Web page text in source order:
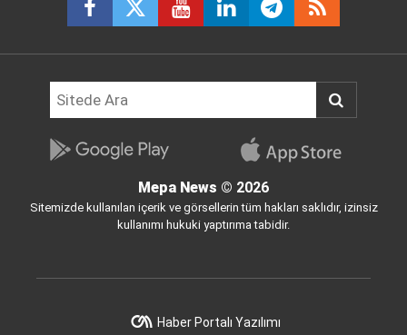
Mepa News © 2026
Sitemizde kullanılan içerik ve görsellerin tüm hakları saklıdır, izinsiz
kullanımı hukuki yaptırıma tabidir.
Haber Portalı Yazılımı